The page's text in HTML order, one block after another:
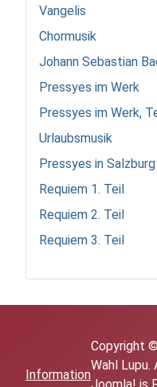
Vangelis
Chormusik
Johann Sebastian
Pressyes im Werk
Pressyes im Werk,
Urlaubsmusik
Pressyes in Salzburg
Requiem 1. Teil
Requiem 2. Teil
Requiem 3. Teil
Information
Copyright
Wahl Lupu.